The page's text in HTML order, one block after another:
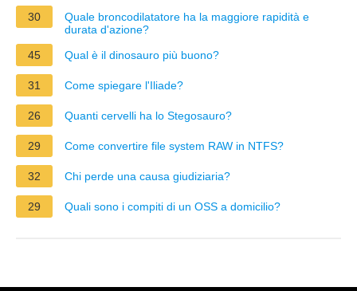
30
Quale broncodilatatore ha la maggiore rapidità e
durata d'azione?
45
Qual è il dinosauro più buono?
31 Come spiegare l'Iliade?
26 Quanti cervelli ha lo Stegosauro?
29 Come convertire file system RAW in NTFS?
32 Chi perde una causa giudiziaria?
29 Quali sono i compiti di un OSS a domicilio?